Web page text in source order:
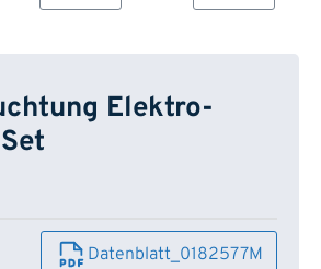
Elektro-
Datenblatt_0182577M